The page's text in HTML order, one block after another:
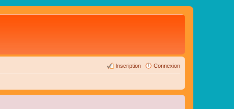
Connexion
Inscription